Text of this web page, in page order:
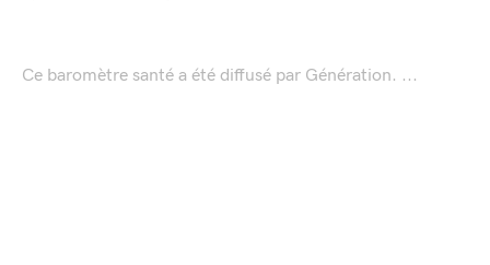
Ce baromètre santé a été diffusé par Génération. ...